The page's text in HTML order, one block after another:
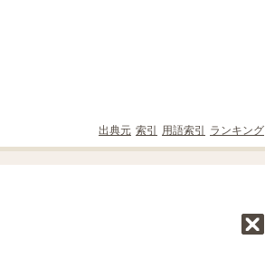
出典元 索引 用語索引 ランキング